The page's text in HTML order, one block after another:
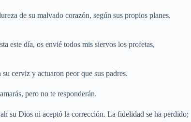
de su malvado corazón, según sus propios planes.
este día, os envié todos mis siervos los profetas,
cerviz y actuaron peor que sus padres.
pero no te responderán.
su Dios ni aceptó la corrección. La fidelidad se ha perdido;